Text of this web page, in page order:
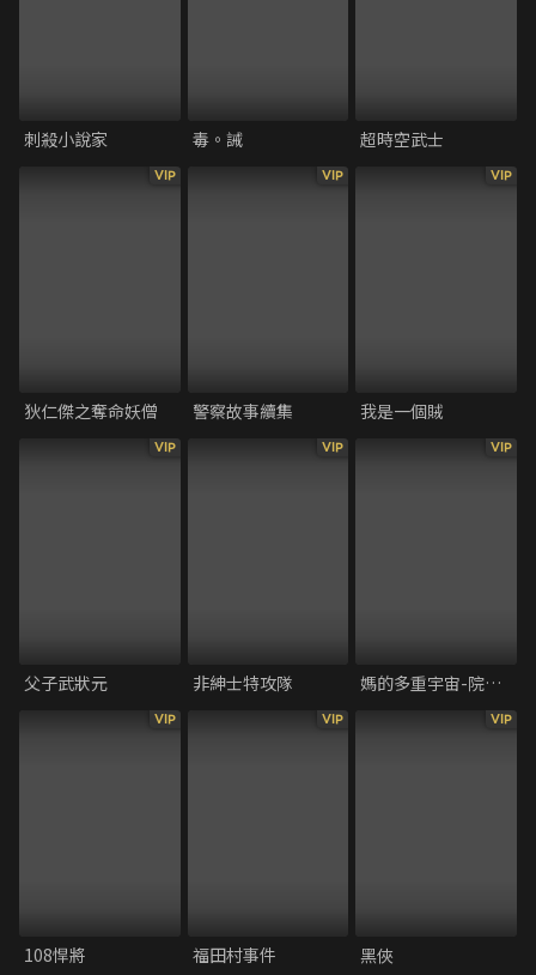
刺殺小說家 毒。誡 超時空武士
VIP
狄仁傑之奪命妖僧
VIP
警察故事續集
VIP
我是一個賊
VIP
父子武狀元
VIP
非紳士特攻隊
VIP
媽的多重宇宙-院線版
VIP
108悍將
VIP
福田村事件
VIP
黑俠